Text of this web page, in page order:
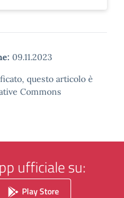
09.11.2023
questo articolo è
Commons
ufficiale su:
Play Store